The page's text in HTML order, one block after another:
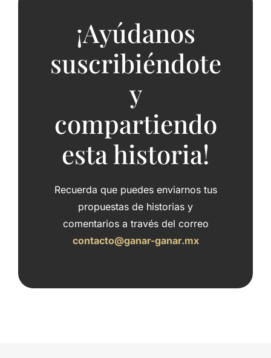
¡Ayúdanos
suscribiéndote
y
compartiendo
esta historia!
Recuerda que puedes enviarnos tus
propuestas de historias y
comentarios a través del correo
contacto@ganar-ganar.mx